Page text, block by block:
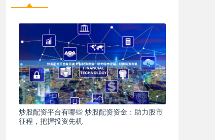
炒股配资平台有哪些 炒股配资资金：助力股市
征程，把握投资先机